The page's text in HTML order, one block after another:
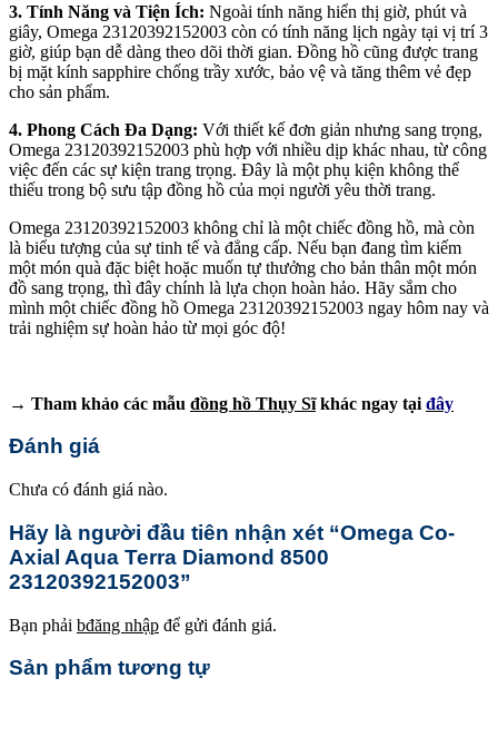
3. Tính Năng và Tiện Ích: Ngoài tính năng hiển thị giờ, phút và
giây, Omega 23120392152003 còn có tính năng lịch ngày tại vị trí 3
giờ, giúp bạn dễ dàng theo dõi thời gian. Đồng hồ cũng được trang
bị mặt kính sapphire chống trầy xước, bảo vệ và tăng thêm vẻ đẹp
cho sản phẩm.
4. Phong Cách Đa Dạng: Với thiết kế đơn giản nhưng sang trọng,
Omega 23120392152003 phù hợp với nhiều dịp khác nhau, từ công
việc đến các sự kiện trang trọng. Đây là một phụ kiện không thể
thiếu trong bộ sưu tập đồng hồ của mọi người yêu thời trang.
Omega 23120392152003 không chỉ là một chiếc đồng hồ, mà còn
là biểu tượng của sự tinh tế và đẳng cấp. Nếu bạn đang tìm kiếm
một món quà đặc biệt hoặc muốn tự thưởng cho bản thân một món
đồ sang trọng, thì đây chính là lựa chọn hoàn hảo. Hãy sắm cho
mình một chiếc đồng hồ Omega 23120392152003 ngay hôm nay và
trải nghiệm sự hoàn hảo từ mọi góc độ!
→ Tham khảo các mẫu đồng hồ Thụy Sĩkhác ngay tại đây
Đánh giá
Chưa có đánh giá nào.
Hãy là người đầu tiên nhận xét “Omega Co-
Axial Aqua Terra Diamond 8500
23120392152003”
Bạn phải bđăng nhập để gửi đánh giá.
Sản phẩm tương tự